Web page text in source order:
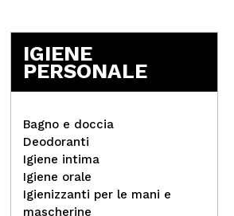
Magic Studio - Mini palette
di ombre per occhi
IGIENE
PERSONALE
Bagno e doccia
Deodoranti
Igiene intima
Igiene orale
Igienizzanti per le mani e
mascherine